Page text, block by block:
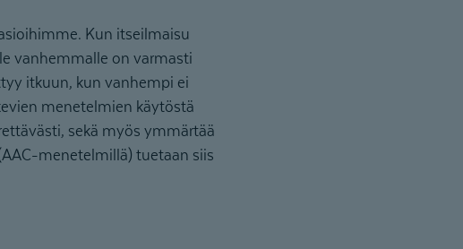
Kun itseilmaisu
vanhemmalle on varmasti
itkuun, kun vanhempi ei
menetelmien käytöstä
sekä myös ymmärtää
menetelmillä) tuetaan siis